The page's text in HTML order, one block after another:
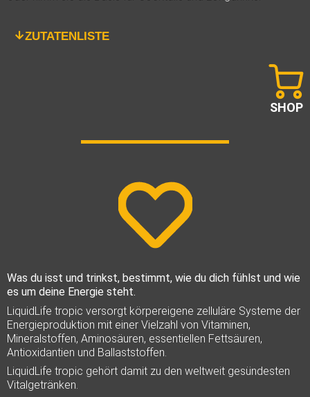
ZUTATENLISTE
SHOP
Was du isst und trinkst, bestimmt, wie du dich fühlst und wie
es um deine Energie steht.
LiquidLife tropic versorgt körpereigene zelluläre Systeme der
Energieproduktion mit einer Vielzahl von Vitaminen,
Mineralstoffen, Aminosäuren, essentiellen Fettsäuren,
Antioxidantien und Ballaststoffen.
LiquidLife tropic gehört damit zu den weltweit gesündesten
Vitalgetränken.